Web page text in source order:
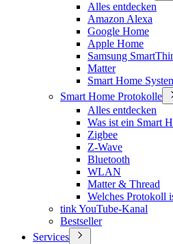
Alles entdecken
Amazon Alexa
Google Home
Apple Home
Samsung
Matter
Smart Home
Smart Home Protokolle
Alles entdecken
Was ist ein Smart
Zigbee
Z-Wave
Bluetooth
WLAN
Matter & Thread
Welches Protokoll
tink YouTube-Kanal
Bestseller
Services